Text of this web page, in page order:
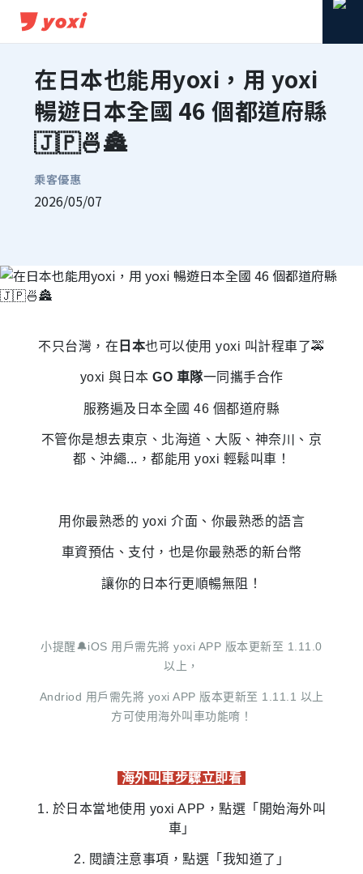
在日本也能用yoxi，用 yoxi
暢遊日本全國 46 個都道府縣
🇯🇵🍜🏯
乘客優惠
2026/05/07
不只台灣，在 日本也可以使用 yoxi 叫計程車了🚕
yoxi 與日本 GO 車隊一同攜手合作
服務遍及日本全國 46 個都道府縣
不管你是想去東京、北海道、大阪、神奈川、京
都、沖繩...，都能用 yoxi 輕鬆叫車！
用你最熟悉的 yoxi 介面、你最熟悉的語言
車資預估、支付，也是你最熟悉的新台幣
讓你的日本行更順暢無阻！
小提醒🔔iOS 用戶需先將 yoxi APP 版本更新至 1.11.0
以上，
Andriod 用戶需先將 yoxi APP 版本更新至 1.11.1 以上
方可使用海外叫車功能唷！
海外叫車步驟立即看
1. 於日本當地使用 yoxi APP，點選「開始海外叫
車」
2. 閱讀注意事項，點選「我知道了」